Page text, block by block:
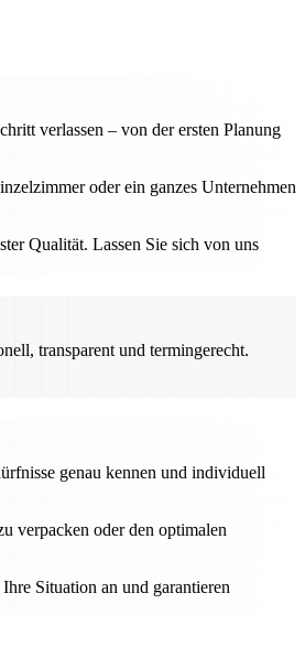
verlassen – von der ersten Planung
oder ein ganzes Unternehmen
Qualität. Lassen Sie sich von uns
transparent und termingerecht.
genau kennen und individuell
verpacken oder den optimalen
Situation an und garantieren